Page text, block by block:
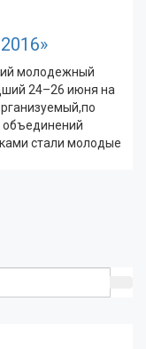
молодежный
24–26 июня на
стали молодые